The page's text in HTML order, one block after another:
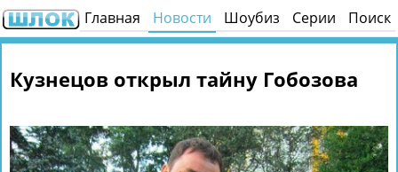
Главная Новости Шоубиз Серии Поиск
Кузнецов открыл тайну Гобозова